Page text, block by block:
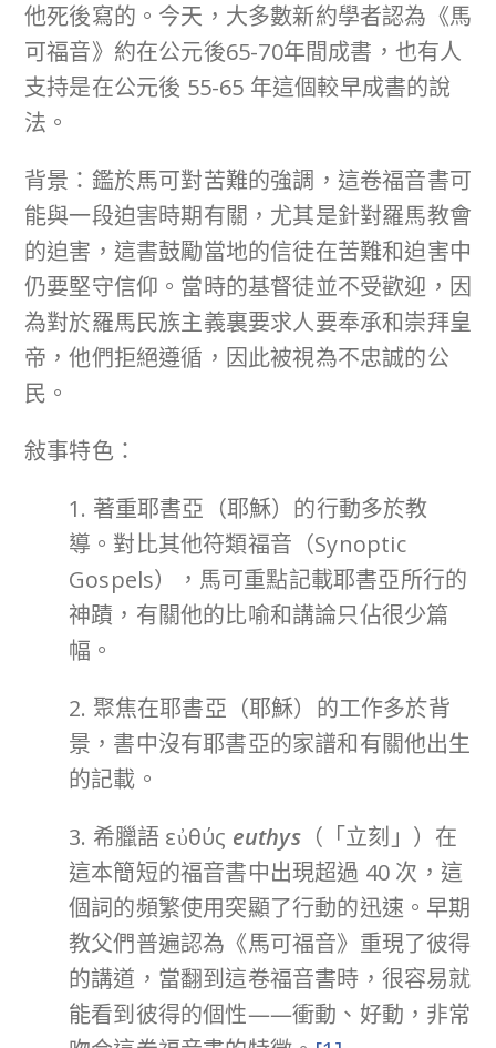
他死後寫的。今天，大多數新約學者認為《馬
可福音》約在公元後65-70年間成書，也有人
支持是在公元後 55-65 年這個較早成書的說
法。
背景：鑑於馬可對苦難的強調，這卷福音書可
能與一段迫害時期有關，尤其是針對羅馬教會
的迫害，這書鼓勵當地的信徒在苦難和迫害中
仍要堅守信仰。當時的基督徒並不受歡迎，因
為對於羅馬民族主義裏要求人要奉承和崇拜皇
帝，他們拒絕遵循，因此被視為不忠誠的公
民。
敍事特色：
1. 著重耶書亞（耶穌）的行動多於教
導。對比其他符類福音（Synoptic
Gospels），馬可重點記載耶書亞所行的
神蹟，有關他的比喻和講論只佔很少篇
幅。
2. 聚焦在耶書亞（耶穌）的工作多於背
景，書中沒有耶書亞的家譜和有關他出生
的記載。
3. 希臘語 εὐθύς euthys（「立刻」）在
這本簡短的福音書中出現超過 40 次，這
個詞的頻繁使用突顯了行動的迅速。早期
教父們普遍認為《馬可福音》重現了彼得
的講道，當翻到這卷福音書時，很容易就
能看到彼得的個性——衝動、好動，非常